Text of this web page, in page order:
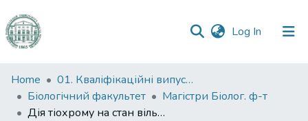
Log In (current)
Communities
&
Collections
Home
01. Кваліфікаційні випускні роботи здобувачів вищої освіти
Біологічний факультет
Магістри Біолог. ф-т
Дія тіохрому на стан вільнорадикальних процесів в органах щурів із парацетомоловою інтоксикацією